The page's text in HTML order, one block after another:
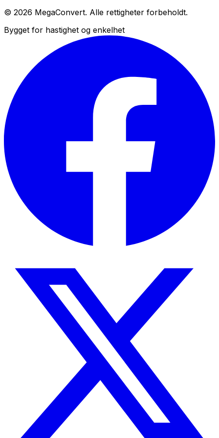
© 2026 MegaConvert. Alle rettigheter forbeholdt.
Bygget for hastighet og enkelhet